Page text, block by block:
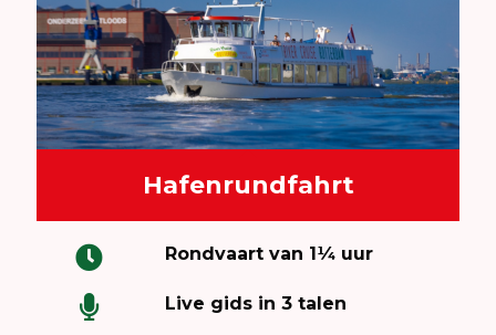
Hafenrundfahrt
Rondvaart van 1¼ uur
Live gids in 3 talen